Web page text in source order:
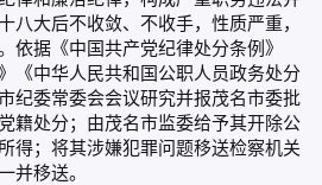
八大后不收敛、不收手，性质严重，
依据《中国共产党纪律处分条例》
《中华人民共和国公职人员政务处分
纪委常委会会议研究并报茂名市委批
籍处分；由茂名市监委给予其开除公
得；将其涉嫌犯罪问题移送检察机关
并移送。